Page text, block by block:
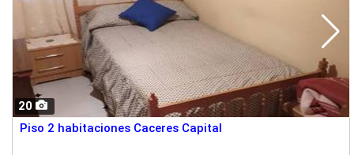
20
Piso 2 habitaciones Caceres Capital